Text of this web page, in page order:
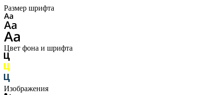
Размер шрифта
Цвет фона и шрифта
Изображения